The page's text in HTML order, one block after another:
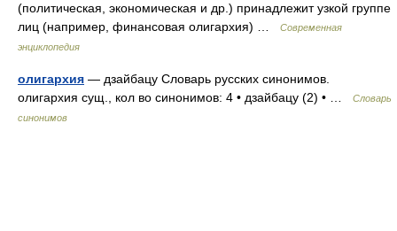
(политическая, экономическая и др.) принадлежит узкой группе
лиц (например, финансовая олигархия) …
Современная
энциклопедия
олигархия — дзайбацу Словарь русских синонимов.
олигархия сущ., кол во синонимов: 4 • дзайбацу (2) • …
Словарь
синонимов